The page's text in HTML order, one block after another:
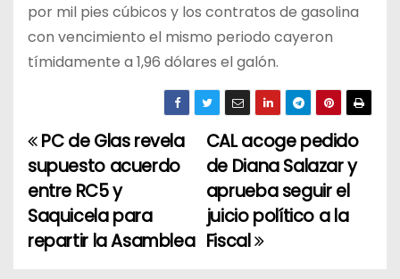
por mil pies cúbicos y los contratos de gasolina
con vencimiento el mismo periodo cayeron
tímidamente a 1,96 dólares el galón.
N
a
v
CAL acoge pedido
de Diana Salazar y
aprueba seguir el
juicio político a la
Fiscal
PC de Glas revela
supuesto acuerdo
entre RC5 y
Saquicela para
repartir la Asamblea